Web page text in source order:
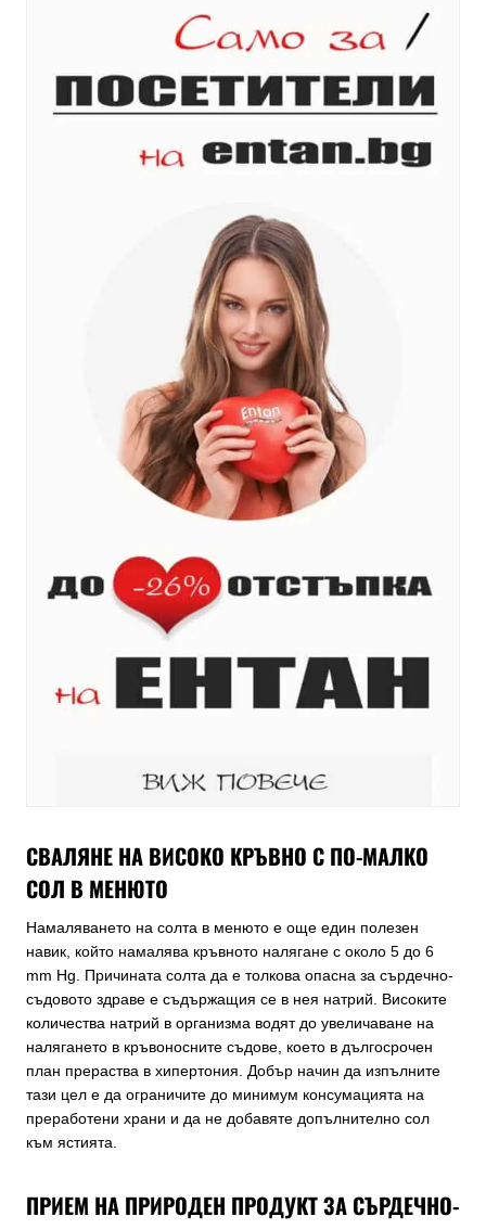
СВАЛЯНЕ НА ВИСОКО КРЪВНО С ПО-МАЛКО
СОЛ В МЕНЮТО
Намаляването на солта в менюто е още един полезен
навик, който намалява кръвното налягане с около 5 до 6
mm Hg. Причината солта да е толкова опасна за сърдечно-
съдовото здраве е съдържащия се в нея натрий. Високите
количества натрий в организма водят до увеличаване на
налягането в кръвоносните съдове, което в дългосрочен
план прераства в хипертония. Добър начин да изпълните
тази цел е да ограничите до минимум консумацията на
преработени храни и да не добавяте допълнително сол
към ястията.
ПРИЕМ НА ПРИРОДЕН ПРОДУКТ ЗА СЪРДЕЧНО-